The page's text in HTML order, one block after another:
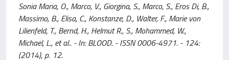
Sonia Maria, O., Marco, V., Giorgina, S., Marco, S., Eros Di, B.,
Massimo, B., Elisa, C., Konstanze, D., Walter, F., Marie von
Lilienfeld, T., Bernd, H., Helmut R., S., Mohammed, W.,
Michael, L., et al.. - In: BLOOD. - ISSN 0006-4971. - 124:
(2014), p. 12.